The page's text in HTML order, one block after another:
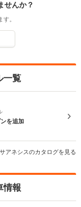
せんか？
。
一覧
を追加
アネシスのカタログを見る
情報